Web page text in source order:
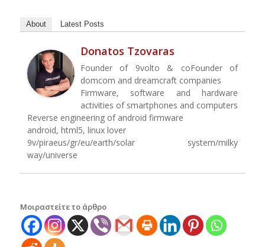
About Latest Posts
Donatos Tzovaras
Founder of 9volto & coFounder of
domcom and dreamcraft companies
Firmware, software and hardware
activities of smartphones and computers
Reverse engineering of android firmware
android, html5, linux lover
9v/piraeus/gr/eu/earth/solar system/milky
way/universe
Μοιραστείτε το άρθρο